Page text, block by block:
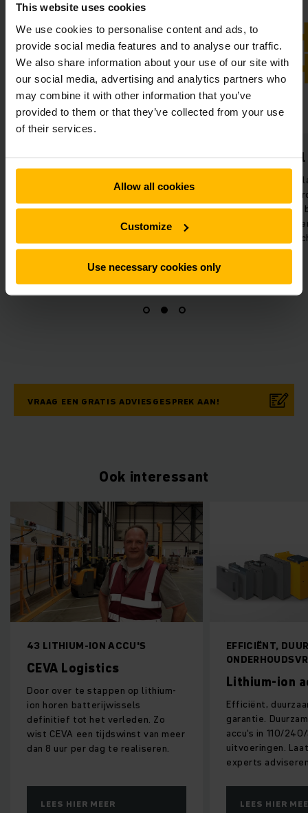
This website uses cookies
We use cookies to personalise content and ads, to
provide social media features and to analyse our traffic.
We also share information about your use of our site with
our social media, advertising and analytics partners who
may combine it with other information that you’ve
provided to them or that they’ve collected from your use
of their services.
Allow all cookies
Customize
Use necessary cookies only
Dankzij de Jungheinrich
powerbanks kunnen meerdere
reachtrucks tegelijkertijd worden
opgeladen zonder het
(peak shaving).
Het energie
mobiel en kan
Met powerbanks
als huurder op
van zijn
VRAAG EEN GRATIS ADVIESGESPREK AAN!
Ook interessant
43 LITHIUM-ION ACCU'S
CEVA Logistics
Door over te stappen op lithium-
ion horen batterijwissels
definitief tot het verleden. Zo
wist CEVA een tijdswinst van meer
dan 8 uur per dag te realiseren.
LEES HIER MEER
EFFICIËNT,
Lithium-ion
Efficiënt,
garantie.
accu's in 110/
uitvoeringen.
experts
LEES HIER